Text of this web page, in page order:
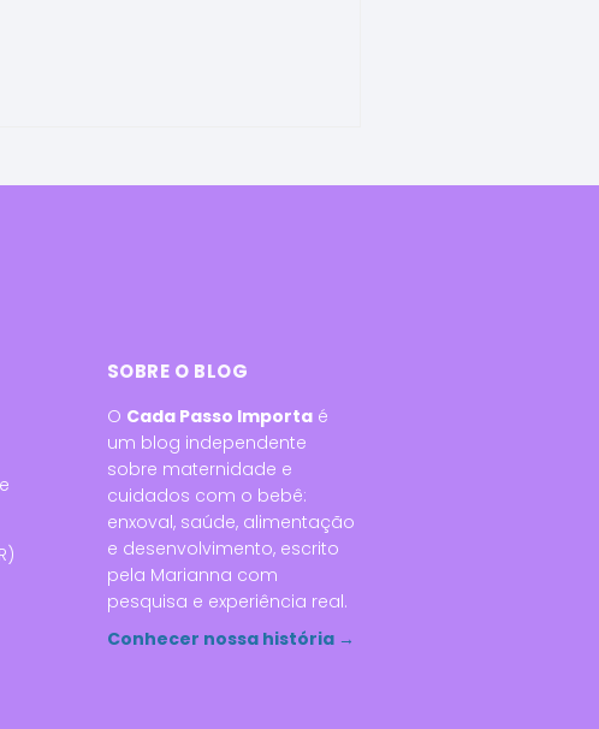
SOBRE O BLOG
O Cada Passo Importaé
um blog independente
sobre maternidade e
cuidados com o bebê:
enxoval, saúde, alimentação
e desenvolvimento, escrito
pela Marianna com
pesquisa e experiência real.
Conhecer nossa história →